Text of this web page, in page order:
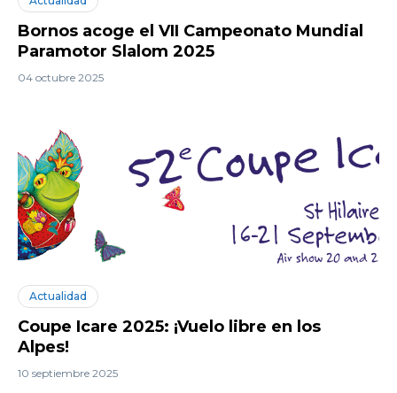
Bornos acoge el VII Campeonato Mundial
Paramotor Slalom 2025
04 octubre 2025
Actualidad
Coupe Icare 2025: ¡Vuelo libre en los
Alpes!
10 septiembre 2025